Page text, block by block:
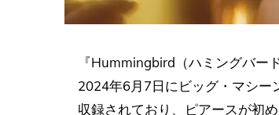
『Hummingbird（ハミングバー
2024年6月7日にビッグ・マシー
収録されており、ピアースが初